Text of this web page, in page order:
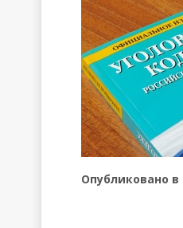
Опубликовано в